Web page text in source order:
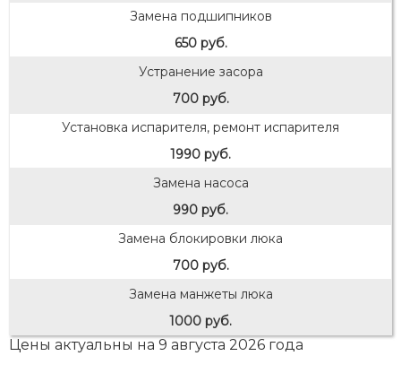
Замена подшипников
650 руб.
Устранение засора
700 руб.
Установка испарителя, ремонт испарителя
1990 руб.
Замена насоса
990 руб.
Замена блокировки люка
700 руб.
Замена манжеты люка
1000 руб.
Цены актуальны на 9 августа 2026 года